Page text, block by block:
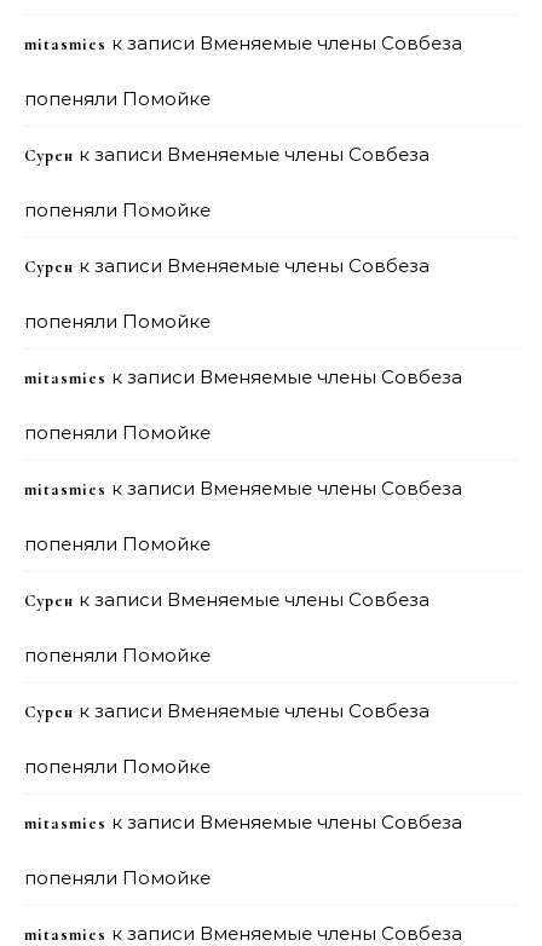
mitasmies к записи Вменяемые члены Совбеза
попеняли Помойке
Сурен к записи Вменяемые члены Совбеза
попеняли Помойке
Сурен к записи Вменяемые члены Совбеза
попеняли Помойке
mitasmies к записи Вменяемые члены Совбеза
попеняли Помойке
mitasmies к записи Вменяемые члены Совбеза
попеняли Помойке
Сурен к записи Вменяемые члены Совбеза
попеняли Помойке
Сурен к записи Вменяемые члены Совбеза
попеняли Помойке
mitasmies к записи Вменяемые члены Совбеза
попеняли Помойке
mitasmies к записи Вменяемые члены Совбеза